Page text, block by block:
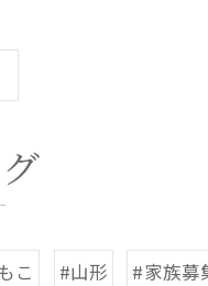
こ #山形 #家族募